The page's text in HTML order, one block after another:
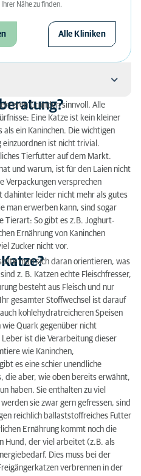
Nähe zu finden.
Alle Kliniken
Nassfutter
Gründen sinnvoll. Alle
Eine Katze ist kein kleiner
ein Kaninchen. Die wichtigen
einzuordnen ist nicht trivial.
Tierfutter auf dem Markt.
und warum, ist für den Laien nicht
Verpackungen versprechen
dahinter leider nicht mehr als gutes
man erwerben kann, sind sogar
Tierart: So gibt es z.B. Joghurt-
Ernährung von Kaninchen
Zucker nicht vor.
man sich daran orientieren, was
z. B. Katzen echte Fleischfresser,
besteht aus Fleisch und nur
gesamter Stoffwechsel ist darauf
kohlehydratreicheren Speisen
Quark gegenüber nicht
ist die Verarbeitung dieser
wie Kaninchen,
es eine schier unendliche
die aber, wie oben bereits erwähnt,
haben. Sie enthalten zu viel
sie zwar gern gefressen, sind
reichlich ballaststoffreiches Futter
Ernährung kommt noch die
Hund, der viel arbeitet (z.B. als
Dies muss bei der
verbrennen in der